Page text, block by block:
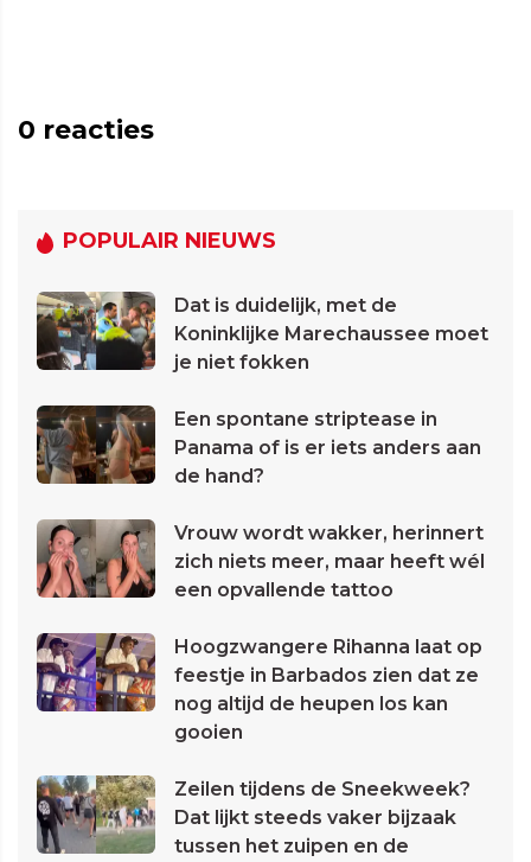
0 reacties
POPULAIR NIEUWS
Dat is duidelijk, met de
Koninklijke Marechaussee moet
je niet fokken
Een spontane striptease in
Panama of is er iets anders aan
de hand?
Vrouw wordt wakker, herinnert
zich niets meer, maar heeft wél
een opvallende tattoo
Hoogzwangere Rihanna laat op
feestje in Barbados zien dat ze
nog altijd de heupen los kan
gooien
Zeilen tijdens de Sneekweek?
Dat lijkt steeds vaker bijzaak
tussen het zuipen en de